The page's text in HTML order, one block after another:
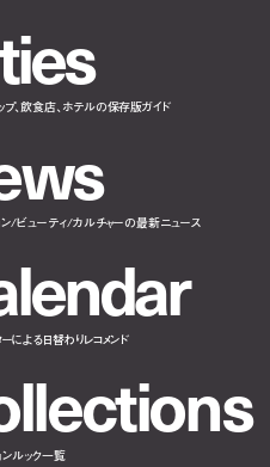
ies
プ、飲食店、ホテルの保存版ガイド
ws
ン/ビューティ/カルチャーの最新ニュース
lendar
による日替わりレコメンド
llections
ンルック一覧